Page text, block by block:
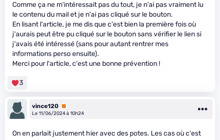
Comme ça ne m'intéressait pas du tout, je n'ai pas vraiment lu
le contenu du mail et je n'ai pas cliqué sur le bouton.
En lisant l'article, je me dis que c'est bien la première fois où
j'aurais peut être pu cliqué sur le bouton sans vérifier le lien si
j'avais été intéressé (sans pour autant rentrer mes
informations perso ensuite).
Merci pour l'article, c'est une bonne prévention !
3
vince120 Premium
Le 11/06/2024 à 10h24
On en parlait justement hier avec des potes. Les cas où c'est